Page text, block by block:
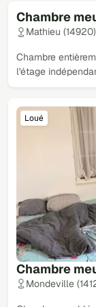
Chambre
Mathieu (14920)
Chambre
l'étage
Chambre
Loué
Mondeville